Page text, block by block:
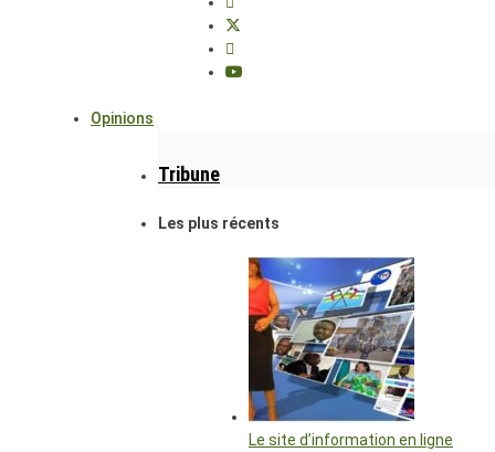
Opinions
Tribune
Les plus récents
Le site d’information en ligne